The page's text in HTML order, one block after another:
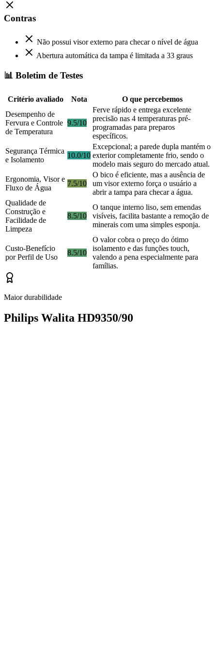
Contras
Não possui visor externo para checar o nível de água
Abertura automática da tampa é limitada a 33 graus
📊 Boletim de Testes
Critério avaliado Nota
O que percebemos
Desempenho de
Fervura e Controle
de Temperatura
9.5/10
Ferve rápido e entrega excelente
precisão nas 4 temperaturas pré-
programadas para preparos
específicos.
Segurança Térmica
e Isolamento
10.0/10
Excepcional; a parede dupla mantém o
exterior completamente frio, sendo o
modelo mais seguro do mercado atual.
Ergonomia, Visor e
Fluxo de Água
7.5/10
O bico é eficiente, mas a ausência de
um visor externo força o usuário a
abrir a tampa para checar a água.
Qualidade de
Construção e
Facilidade de
Limpeza
8.5/10
O tanque interno liso, sem emendas
visíveis, facilita bastante a remoção de
minerais com uma simples esponja.
Custo-Benefício
por Perfil de Uso
8.5/10
O valor cobra o preço do ótimo
isolamento e das funções touch,
valendo a pena especialmente para
famílias.
Maior durabilidade
Philips Walita HD9350/90